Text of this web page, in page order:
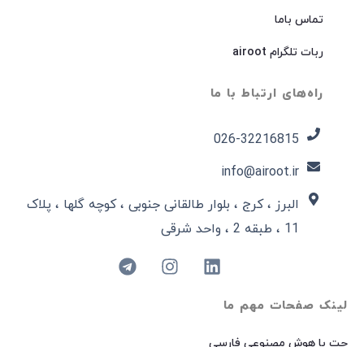
لینک صفحات مهم ما
چت با هوش مصنوعی فارسی
تماس باما
ربات تلگرام airoot
راه‌های ارتباط با ما
026-32216815​
info@airoot.ir
البرز ، کرج ، بلوار طالقانی جنوبی ، کوچه گلها ، پلاک
11 ، طبقه 2 ، واحد شرقی